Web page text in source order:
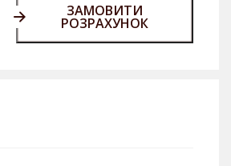
ЗАМОВИТИ
РОЗРАХУНОК